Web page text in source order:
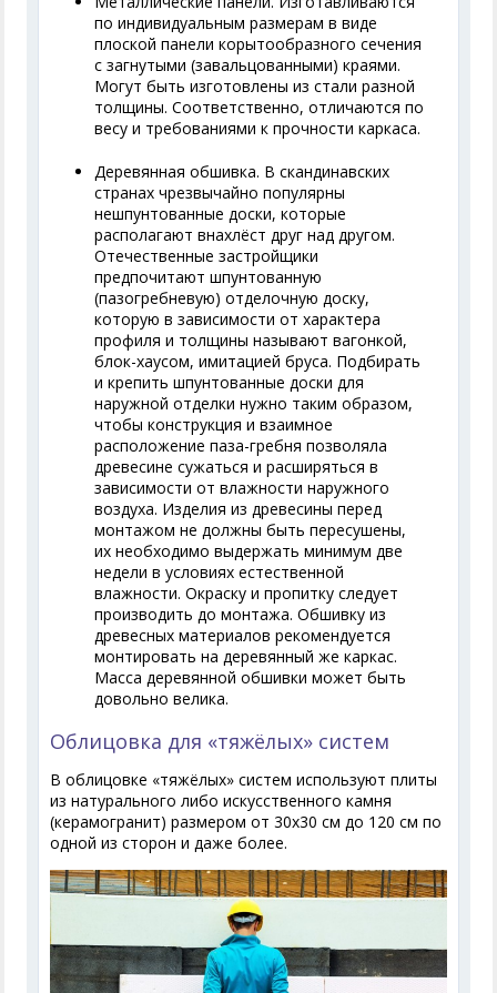
по индивидуальным размерам в виде
плоской панели корытообразного сечения
с загнутыми (завальцованными) краями.
Могут быть изготовлены из стали разной
толщины. Соответственно, отличаются по
весу и требованиями к прочности каркаса.
Деревянная обшивка. В скандинавских
странах чрезвычайно популярны
нешпунтованные доски, которые
располагают внахлёст друг над другом.
Отечественные застройщики
предпочитают шпунтованную
(пазогребневую) отделочную доску,
которую в зависимости от характера
профиля и толщины называют вагонкой,
блок-хаусом, имитацией бруса. Подбирать
и крепить шпунтованные доски для
наружной отделки нужно таким образом,
чтобы конструкция и взаимное
расположение паза-гребня позволяла
древесине сужаться и расширяться в
зависимости от влажности наружного
воздуха. Изделия из древесины перед
монтажом не должны быть пересушены,
их необходимо выдержать минимум две
недели в условиях естественной
влажности. Окраску и пропитку следует
производить до монтажа. Обшивку из
древесных материалов рекомендуется
монтировать на деревянный же каркас.
Масса деревянной обшивки может быть
довольно велика.
Облицовка для «тяжёлых» систем
В облицовке «тяжёлых» систем используют плиты
из натурального либо искусственного камня
(керамогранит) размером от 30х30 см до 120 см по
одной из сторон и даже более.